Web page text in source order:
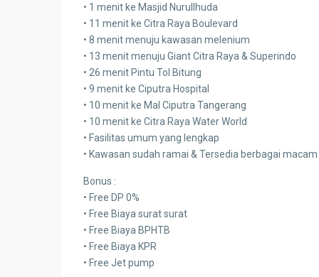
• 1 menit ke Masjid Nurullhuda
• 11 menit ke Citra Raya Boulevard
• 8 menit menuju kawasan melenium
• 13 menit menuju Giant Citra Raya & Superindo
• 26 menit Pintu Tol Bitung
• 9 menit ke Ciputra Hospital
• 10 menit ke Mal Ciputra Tangerang
• 10 menit ke Citra Raya Water World
• Fasilitas umum yang lengkap
• Kawasan sudah ramai & Tersedia berbagai
Bonus :
• Free DP 0%
• Free Biaya surat surat
• Free Biaya BPHTB
• Free Biaya KPR
• Free Jet pump